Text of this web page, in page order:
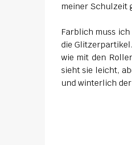
meiner Schulzeit
Farblich muss
die
wie mit den
sieht sie leicht,
und winterlich